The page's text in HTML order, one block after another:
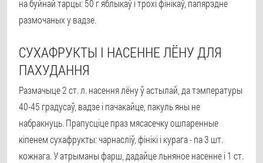
на буйнай тарцы: 50 г яблыкаў і трохі фінікаў, папярэдне
размочаных у вадзе.
СУХАФРУКТЫ І НАСЕННЕ ЛЁНУ ДЛЯ
ПАХУДАННЯ
Размачыце 2 ст. л. насення лёну ў астылай, да тэмпературы
40-45 градусаў, вадзе і пачакайце, пакуль яны не
набракнуць. Прапусціце праз мясасечку ошпаренные
кіпенем сухафрукты: чарнасліў, фінікі і курага - па 3 шт.
кожнага. У атрыманы фарш, дадайце льняное насенне і 1 ст.